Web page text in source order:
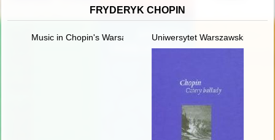
FRYDERYK CHOPIN
Music in Chopin's Warsaw Uniwersytet Warszawski i